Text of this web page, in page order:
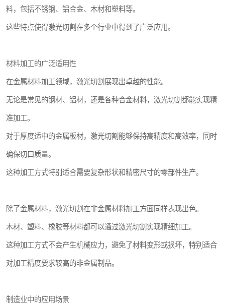
料，包括不锈钢、铝合金、木材和塑料等。
这些特点使得激光切割在多个行业中得到了广泛应用。
材料加工的广泛适用性
在金属材料加工领域，激光切割展现出卓越的性能。
无论是常见的钢材、铝材，还是各种合金材料，激光切割都能实现精
准加工。
对于厚度适中的金属板材，激光切割能够保持高精度和高效率，同时
确保切口质量。
这种加工方式特别适合需要复杂形状和精密尺寸的零部件生产。
除了金属材料，激光切割在非金属材料加工方面同样表现出色。
木材、塑料、橡胶等材料都可以通过激光切割实现精细加工。
这种加工方式不会产生机械应力，避免了材料变形或损坏，特别适合
对加工精度要求较高的非金属制品。
制造业中的应用场景